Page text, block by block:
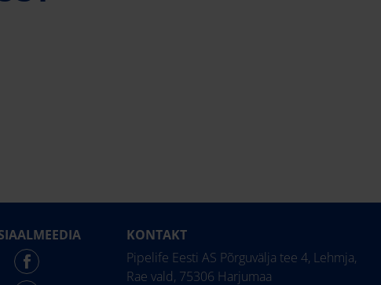
KONTAKT
Pipelife Eesti AS Põrguvälja tee 4, Lehmja,
Rae vald, 75306 Harjumaa